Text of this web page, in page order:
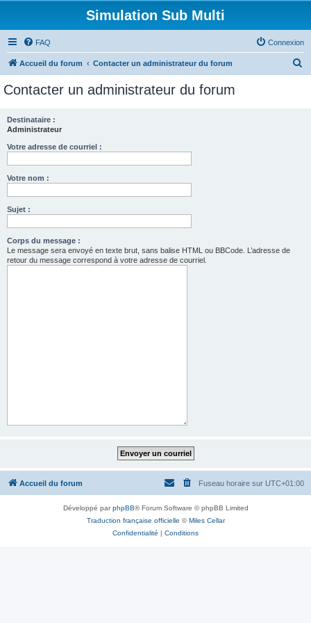
Simulation Sub Multi
FAQ Connexion
Accueil du forum Contacter un administrateur du forum
Contacter un administrateur du forum
Destinataire :
Administrateur
Votre adresse de courriel :
Votre nom :
Sujet :
Corps du message :
Le message sera envoyé en texte brut, sans balise HTML ou BBCode. L’adresse de
retour du message correspond à votre adresse de courriel.
Accueil du forum Fuseau horaire sur UTC+01:00
Développé parphpBB® Forum Software © phpBB Limited
Traduction française officielle ©Miles Cellar
Confidentialité | Conditions